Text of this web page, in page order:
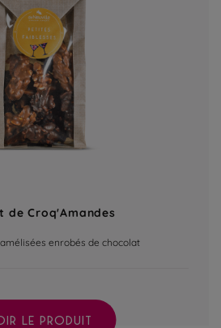
de Croq'Amandes
enrobés de chocolat
LE PRODUIT